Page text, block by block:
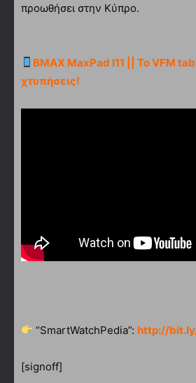
προωθήσει στην Κύπρο.
BMAX MaxPad I11 || Το VFM
χτυπήσεις!
“SmartWatchPedia”: http://
[signoff]